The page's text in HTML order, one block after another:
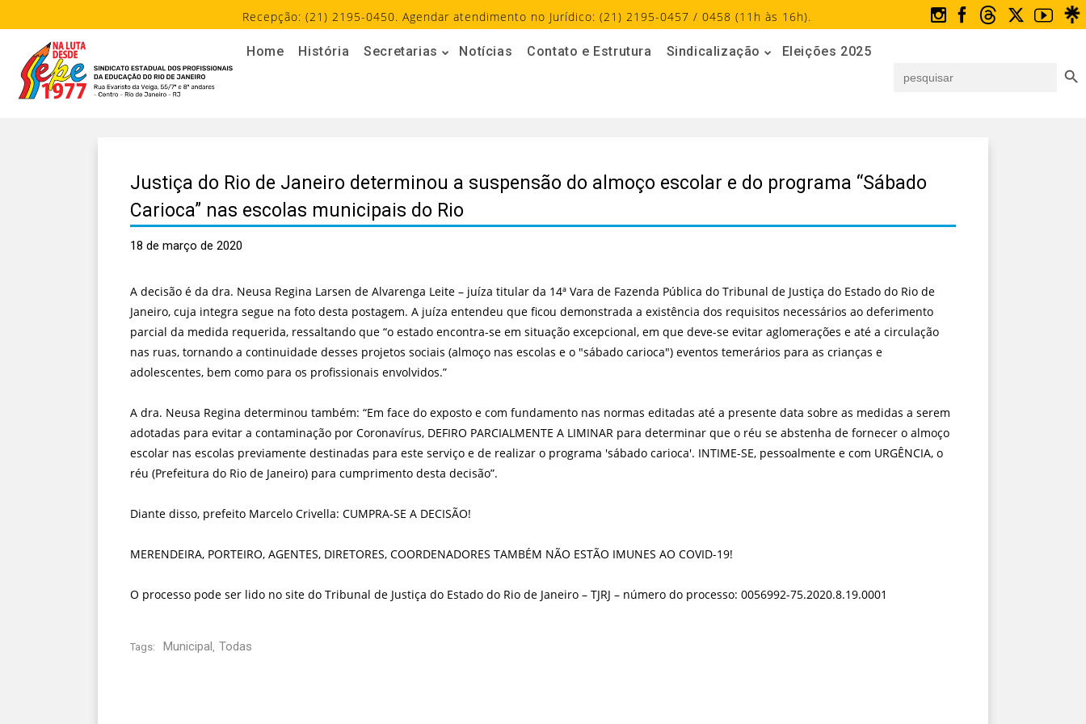
Recepção: (21) 2195-0450. Agendar atendimento no Jurídico: (21) 2195-0457 / 0458 (11h às 16h).
Home História Secretarias Notícias Contato e Estrutura Sindicalização
Eleições 2025
for:
Justiça do Rio de Janeiro determinou a suspensão do almoço escolar e do programa “Sábado
Carioca” nas escolas municipais do Rio
18 de março de 2020
A decisão é da dra. Neusa Regina Larsen de Alvarenga Leite – juíza titular da 14ª Vara de Fazenda Pública do Tribunal de Justiça do Estado do Rio de
Janeiro, cuja integra segue na foto desta postagem. A juíza entendeu que ficou demonstrada a existência dos requisitos necessários ao deferimento
parcial da medida requerida, ressaltando que “o estado encontra-se em situação excepcional, em que deve-se evitar aglomerações e até a circulação
nas ruas, tornando a continuidade desses projetos sociais (almoço nas escolas e o "sábado carioca") eventos temerários para as crianças e
adolescentes, bem como para os profissionais envolvidos.”
A dra. Neusa Regina determinou também: “Em face do exposto e com fundamento nas normas editadas até a presente data sobre as medidas a serem
adotadas para evitar a contaminação por Coronavírus, DEFIRO PARCIALMENTE A LIMINAR para determinar que o réu se abstenha de fornecer o almoço
escolar nas escolas previamente destinadas para este serviço e de realizar o programa 'sábado carioca'. INTIME-SE, pessoalmente e com URGÊNCIA, o
réu (Prefeitura do Rio de Janeiro) para cumprimento desta decisão”.
Diante disso, prefeito Marcelo Crivella: CUMPRA-SE A DECISÃO!
MERENDEIRA, PORTEIRO, AGENTES, DIRETORES, COORDENADORES TAMBÉM NÃO ESTÃO IMUNES AO COVID-19!
O processo pode ser lido no site do Tribunal de Justiça do Estado do Rio de Janeiro – TJRJ – número do processo: 0056992-75.2020.8.19.0001
Tags: Municipal, Todas